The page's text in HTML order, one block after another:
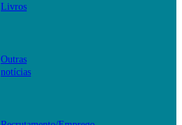
Livros
Outras
notícias